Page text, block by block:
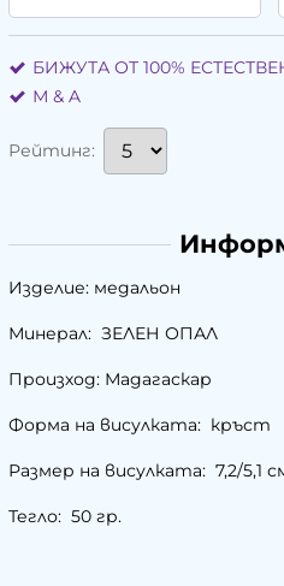
БИЖУТА ОТ 100%
М & A
Рейтинг:
Изделие: медальон
Минерал: ЗЕЛЕН ОПАЛ
Произход: Мадагаскар
Форма на висулката: кръст
Размер на висулката: 7,2/5,1
Тегло: 50 гр.